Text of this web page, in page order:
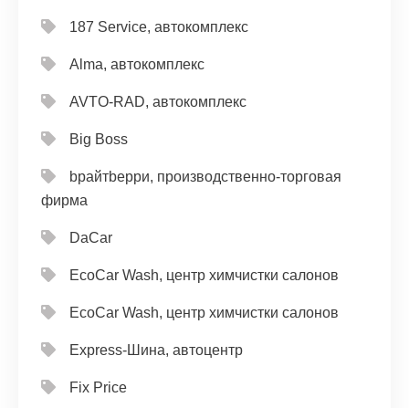
187 Service, автокомплекс
Alma, автокомплекс
AVTO-RAD, автокомплекс
Big Boss
bрайтbерри, производственно-торговая
фирма
DaCar
EcoCar Wash, центр химчистки салонов
EcoCar Wash, центр химчистки салонов
Express-Шина, автоцентр
Fix Price